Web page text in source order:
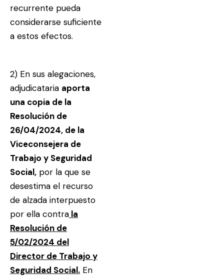
recurrente pueda
considerarse suficiente
a estos efectos.
2) En sus alegaciones,
adjudicataria aporta
una copia de la
Resolución de
26/04/2024, de la
Viceconsejera de
Trabajo y Seguridad
Social, por la que se
desestima el recurso
de alzada interpuesto
por ella contra la
Resolución de
5/02/2024 del
Director de Trabajo y
Seguridad Social. En